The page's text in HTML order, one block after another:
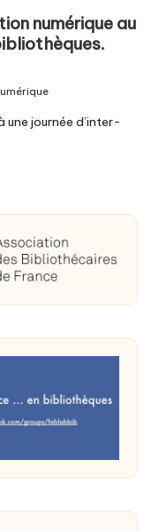
numérique au
une journée d’inter-